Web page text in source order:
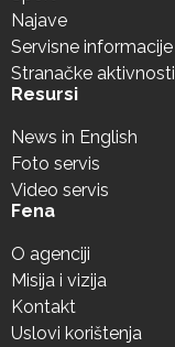
Najave
Servisne informacije
Stranačke aktivnosti
Resursi
News in English
Foto servis
Video servis
Fena
O agenciji
Misija i vizija
Kontakt
Uslovi korištenja